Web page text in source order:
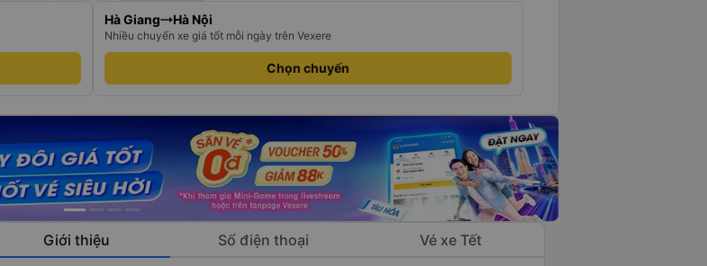
Hà Giang Hà Nội
Nhiều chuyến xe giá tốt mỗi ngày trên Vexere
Chọn chuyến
Giới thiệu Số điện thoại Vé xe Tết